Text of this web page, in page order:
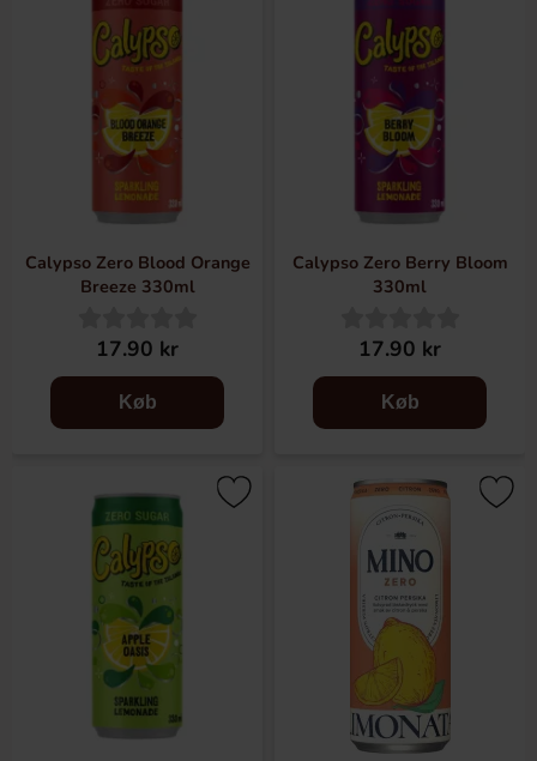
Calypso Zero Blood Orange
Breeze 330ml
17.90 kr
Køb
Calypso Zero Berry Bloom
330ml
17.90 kr
Køb